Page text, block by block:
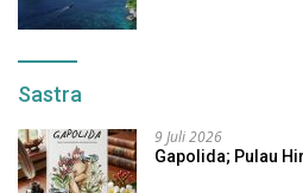
Sastra
9 Juli 2026
Gapolida; Pulau